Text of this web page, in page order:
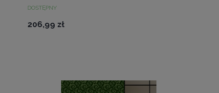
DOSTĘPNY
206,99 zł